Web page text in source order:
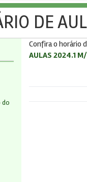
DE
do
Confira o horário
AULAS 2024.1